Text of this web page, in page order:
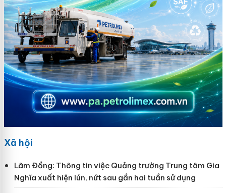
Xã hội
Lâm Đồng: Thông tin việc Quảng trường Trung tâm Gia
Nghĩa xuất hiện lún, nứt sau gần hai tuần sử dụng